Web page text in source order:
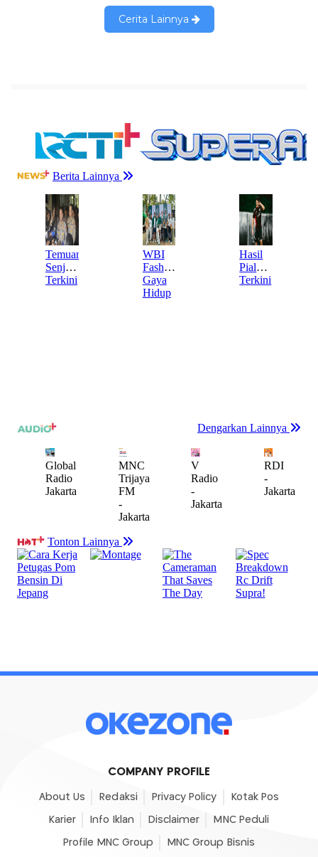
COMPANY PROFILE
About Us Redaksi Privacy Policy Kotak Pos
Karier Info Iklan Disclaimer MNC Peduli
Profile MNC Group MNC Group Bisnis